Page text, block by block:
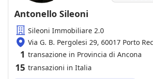
Antonello Sileoni
Sileoni Immobiliare 2.0
Via G. B. Pergolesi 29, 60017 Porto
1 transazione in Provincia di Ancona
15 transazioni in Italia